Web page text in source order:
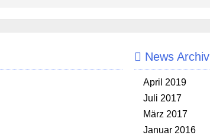
News Archiv
April 2019
Juli 2017
März 2017
Januar 2016